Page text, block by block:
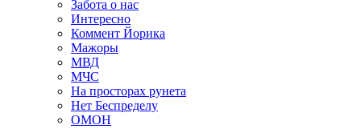
Забота о нас
Интересно
Коммент Йорика
Мажоры
МВД
МЧС
На просторах рунета
Нет Беспределу
ОМОН